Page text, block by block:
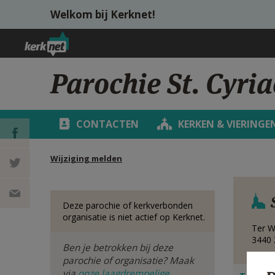
Overslaan en naar de inhoud gaan
Welkom bij Kerknet!
Parochie St.
CONTACTEN KERKEN &
Wijziging melden
DEEL OP
FACEBOOK
DEEL OP
Deze parochie of kerkverbonden
organisatie is niet actief op Kerknet.
Ben je betrokken bij deze
parochie of organisatie? Maak
Ter
3440